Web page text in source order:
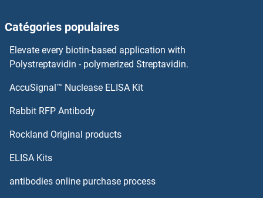
CHDH Anticorps
CHD9 Anticorps
CHKB Anticorps
Catégories populaires
Elevate every biotin-based application with
Polystreptavidin - polymerized Streptavidin.
AccuSignal™ Nuclease ELISA Kit
Rabbit RFP Antibody
Rockland Original products
ELISA Kits
antibodies online purchase process